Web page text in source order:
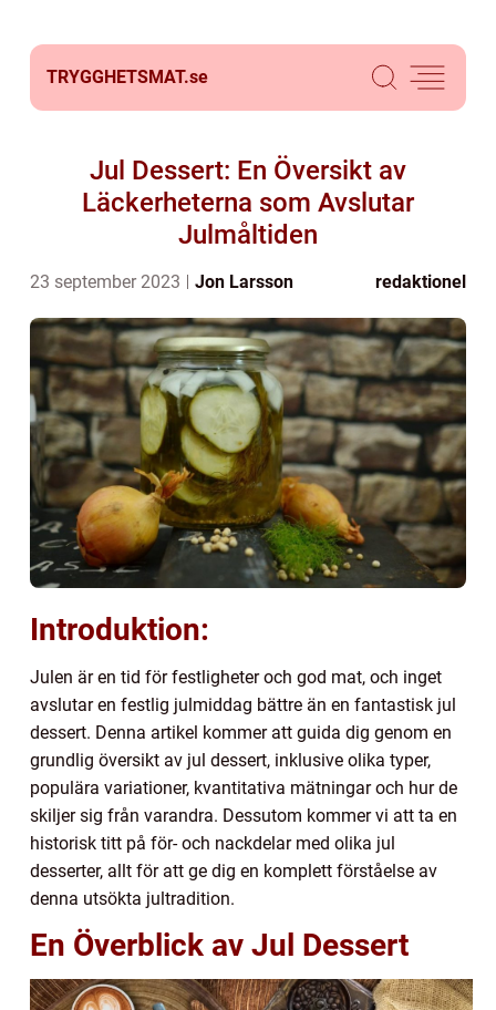
TRYGGHETSMAT.se
Jul Dessert: En Översikt av
Läckerheterna som Avslutar
Julmåltiden
23 september 2023 Jon Larsson redaktionel
Introduktion:
Julen är en tid för festligheter och god mat, och inget
avslutar en festlig julmiddag bättre än en fantastisk jul
dessert. Denna artikel kommer att guida dig genom en
grundlig översikt av jul dessert, inklusive olika typer,
populära variationer, kvantitativa mätningar och hur de
skiljer sig från varandra. Dessutom kommer vi att ta en
historisk titt på för- och nackdelar med olika jul
desserter, allt för att ge dig en komplett förståelse av
denna utsökta jultradition.
En Överblick av Jul Dessert